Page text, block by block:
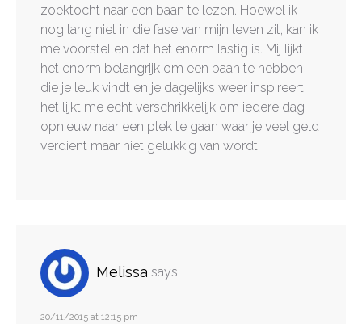
zoektocht naar een baan te lezen. Hoewel ik
nog lang niet in die fase van mijn leven zit, kan ik
me voorstellen dat het enorm lastig is. Mij lijkt
het enorm belangrijk om een baan te hebben
die je leuk vindt en je dagelijks weer inspireert:
het lijkt me echt verschrikkelijk om iedere dag
opnieuw naar een plek te gaan waar je veel geld
verdient maar niet gelukkig van wordt.
Melissa says:
20/11/2015 at 12:15 pm